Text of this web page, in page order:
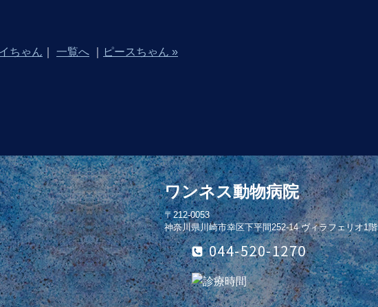
ちゃん 一覧へ ピースちゃん »
ワンネス動物病院
〒212-0053
神奈川県川崎市幸区下平間252-14 ヴィラフェリオ1階